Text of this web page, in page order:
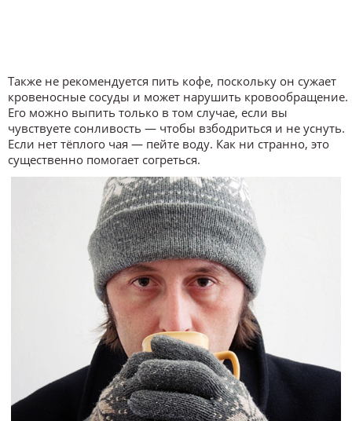
Также не рекомендуется пить кофе, поскольку он сужает
кровеносные сосуды и может нарушить кровообращение.
Его можно выпить только в том случае, если вы
чувствуете сонливость — чтобы взбодриться и не уснуть.
Если нет тёплого чая — пейте воду. Как ни странно, это
существенно помогает согреться.